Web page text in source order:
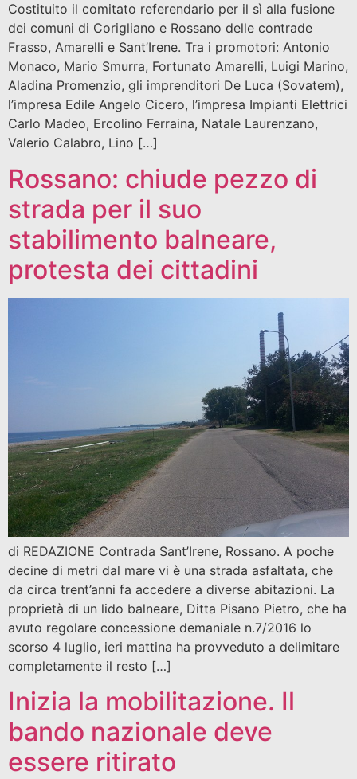
Costituito il comitato referendario per il sì alla fusione
dei comuni di Corigliano e Rossano delle contrade
Frasso, Amarelli e Sant’Irene. Tra i promotori: Antonio
Monaco, Mario Smurra, Fortunato Amarelli, Luigi Marino,
Aladina Promenzio, gli imprenditori De Luca (Sovatem),
l’impresa Edile Angelo Cicero, l’impresa Impianti Elettrici
Carlo Madeo, Ercolino Ferraina, Natale Laurenzano,
Valerio Calabro, Lino […]
Rossano: chiude pezzo di
strada per il suo
stabilimento balneare,
protesta dei cittadini
di REDAZIONE Contrada Sant’Irene, Rossano. A poche
decine di metri dal mare vi è una strada asfaltata, che
da circa trent’anni fa accedere a diverse abitazioni. La
proprietà di un lido balneare, Ditta Pisano Pietro, che ha
avuto regolare concessione demaniale n.7/2016 lo
scorso 4 luglio, ieri mattina ha provveduto a delimitare
completamente il resto […]
Inizia la mobilitazione. Il
bando nazionale deve
essere ritirato